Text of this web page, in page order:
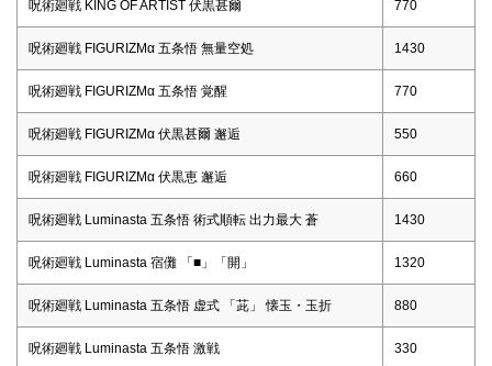
呪術廻戦 KING OF ARTIST 伏黒甚爾 770
呪術廻戦 FIGURIZMα 五条悟 無量空処 1430
呪術廻戦 FIGURIZMα 五条悟 覚醒 770
呪術廻戦 FIGURIZMα 伏黒甚爾 邂逅 550
呪術廻戦 FIGURIZMα 伏黒恵 邂逅 660
呪術廻戦 Luminasta 五条悟 術式順転 出力最大 蒼 1430
呪術廻戦 Luminasta 宿儺 「■」「開」 1320
呪術廻戦 Luminasta 五条悟 虚式 「茈」 懐玉・玉折 880
呪術廻戦 Luminasta 五条悟 激戦 330